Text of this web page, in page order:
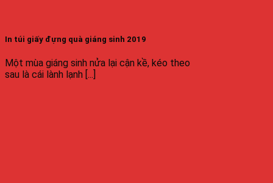
In túi giấy đựng quà giáng sinh 2019
Một mùa giáng sinh nửa lại cận kề, kéo theo
sau là cái lành lạnh [...]